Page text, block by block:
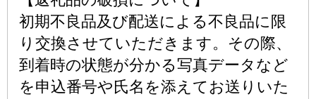
初期不良品及び配送による不良品に限
り交換させていただきます。その際、
到着時の状態が分かる写真データなど
を申込番号や氏名を添えてお送りいた